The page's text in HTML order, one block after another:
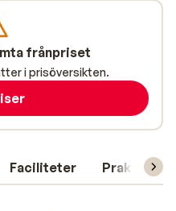
Faciliteter Praktisk
frånpriset
i prisöversikten.